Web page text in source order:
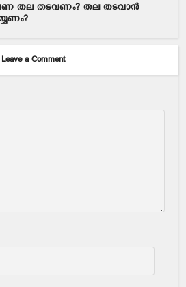
തല തടവണം? തല തടവാന്‍
Leave a Comment